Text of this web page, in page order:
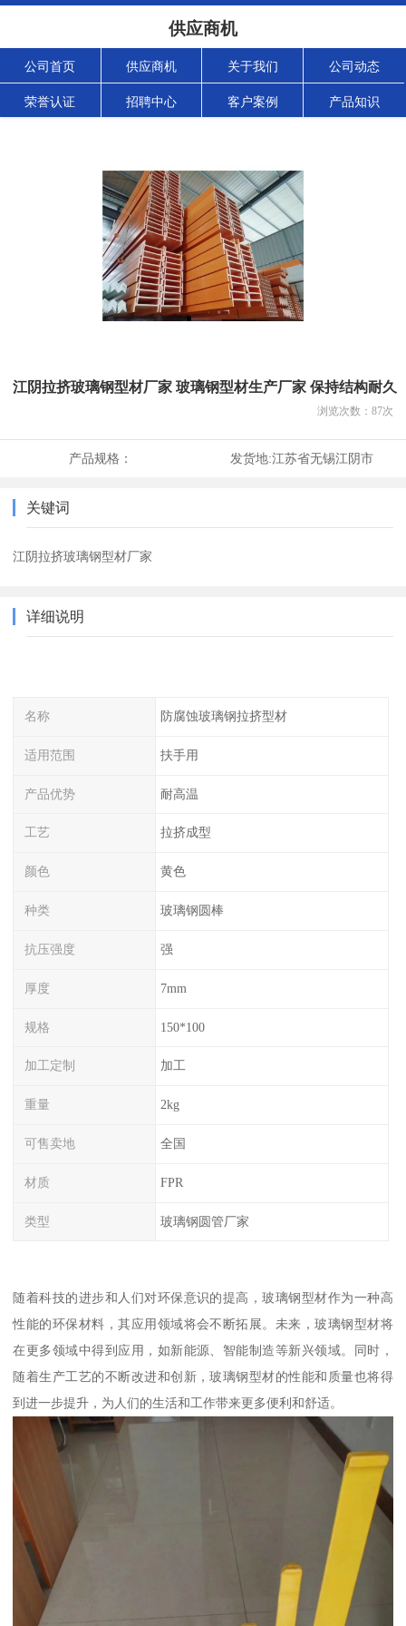
供应商机
公司首页 供应商机 关于我们 公司动态
荣誉认证 招聘中心 客户案例 产品知识
江阴拉挤玻璃钢型材厂家 玻璃钢型材生产厂家 保持结构耐久
浏览次数： 87次
产品规格： 发货地:江苏省无锡江阴市
关键词
江阴拉挤玻璃钢型材厂家
详细说明
名称 防腐蚀玻璃钢拉挤型材
适用范围 扶手用
产品优势 耐高温
工艺 拉挤成型
颜色 黄色
种类 玻璃钢圆棒
抗压强度 强
厚度 7mm
规格 150*100
加工定制 加工
重量 2kg
可售卖地 全国
材质 FPR
类型 玻璃钢圆管厂家
随着科技的进步和人们对环保意识的提高，玻璃钢型材作为一种高
性能的环保材料，其应用领域将会不断拓展。未来，玻璃钢型材将
在更多领域中得到应用，如新能源、智能制造等新兴领域。同时，
随着生产工艺的不断改进和创新，玻璃钢型材的性能和质量也将得
到进一步提升，为人们的生活和工作带来更多便利和舒适。